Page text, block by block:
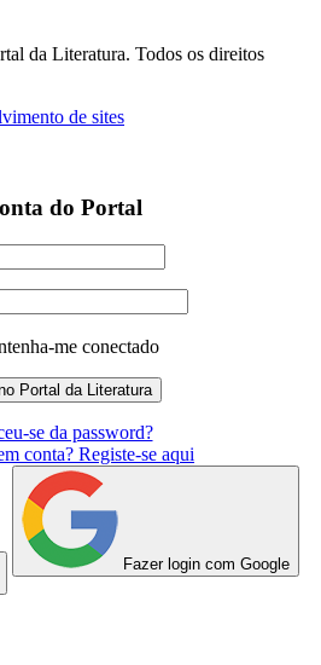
da Literatura. Todos os direitos
do Portal
me conectado
se da password?
conta? Registe-se aqui
Fazer login com Google